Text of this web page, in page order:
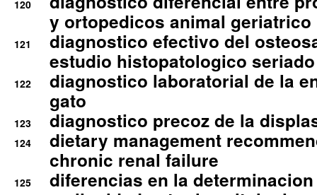
120
y ortopedicos animal geriatrico
121
diagnostico efectivo del
estudio histopatologico seriado
122
diagnostico laboratorial de la
gato
123 diagnostico precoz de la
124
dietary management
chronic renal failure
125
diferencias en la